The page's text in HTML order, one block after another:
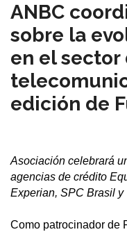
ANBC
sobre la
en el sector
edición de
Asociación celebrará
agencias de crédito
Experian, SPC Brasil y
Como patrocinador de